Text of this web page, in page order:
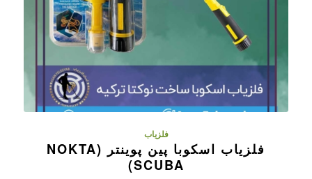
فلزیاب
فلزیاب اسکوبا پین پوینتر (NOKTA
SCUBA)